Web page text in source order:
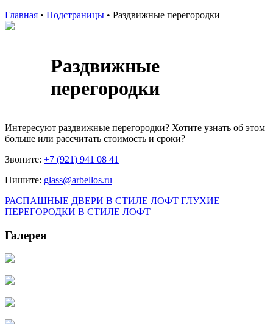
Главная • Подстраницы • Раздвижные перегородки
Раздвижные
перегородки
Интересуют раздвижные перегородки? Хотите узнать об этом
больше или рассчитать стоимость и сроки?
Звоните: +7 (921) 941 08 41
Пишите: glass@arbellos.ru
РАСПАШНЫЕ ДВЕРИ В СТИЛЕ ЛОФТ ГЛУХИЕ
ПЕРЕГОРОДКИ В СТИЛЕ ЛОФТ
Галерея